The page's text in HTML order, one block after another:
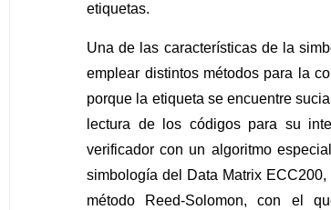
etiquetas.
Una de las características de la
emplear distintos métodos para la
porque la etiqueta se encuentre
lectura de los códigos para su
verificador con un algoritmo
simbología del Data Matrix
método Reed-Solomon, con el